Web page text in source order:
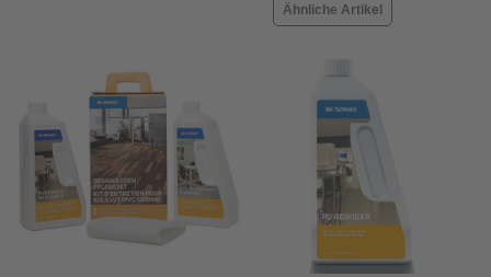
Ähnliche Artikel